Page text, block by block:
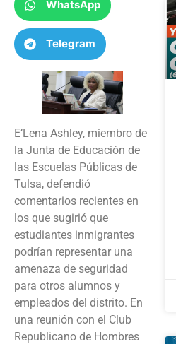
WhatsApp
Telegram
E’Lena Ashley, miembro de
la Junta de Educación de
las Escuelas Públicas de
Tulsa, defendió
comentarios recientes en
los que sugirió que
estudiantes inmigrantes
podrían representar una
amenaza de seguridad
para otros alumnos y
empleados del distrito. En
una reunión con el Club
Republicano de Hombres